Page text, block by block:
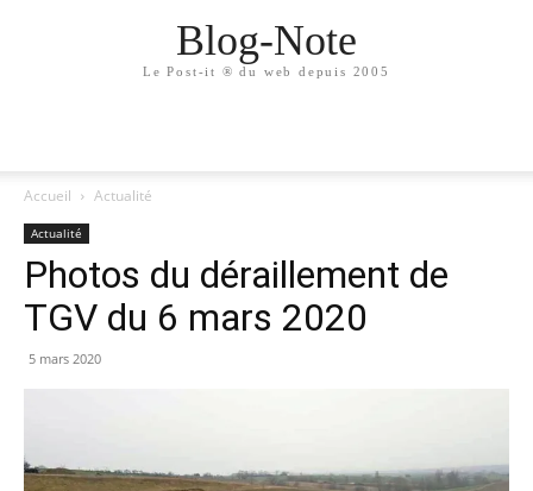
Blog-Note
Le Post-it ® du web depuis 2005
Accueil Actualité
Actualité
Photos du déraillement de
TGV du 6 mars 2020
5 mars 2020